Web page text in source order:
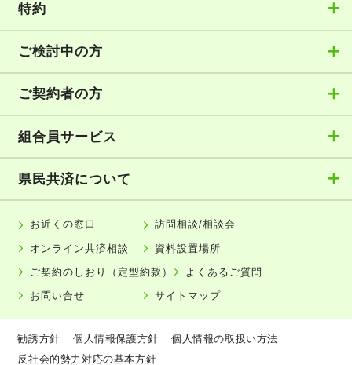
特約
ご検討中の方
ご契約者の方
組合員サービス
県民共済について
お近くの窓口 訪問相談/相談会
オンライン共済相談 資料設置場所
ご契約のしおり（定型約款） よくあるご質問
お問い合せ サイトマップ
勧誘方針 個人情報保護方針
個人情報の取扱い方法
反社会的勢力対応の基本方針